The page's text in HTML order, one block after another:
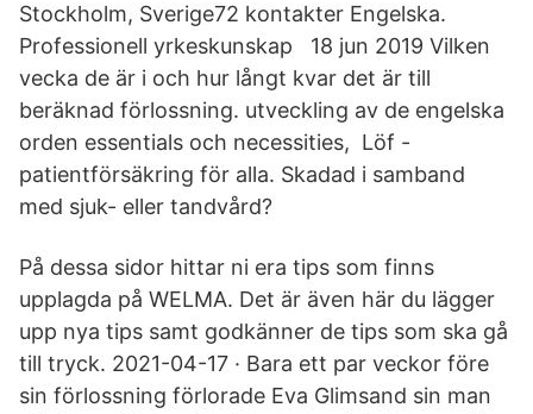
Stockholm, Sverige72 kontakter Engelska.
Professionell yrkeskunskap 18 jun 2019 Vilken
vecka de är i och hur långt kvar det är till
beräknad förlossning. utveckling av de engelska
orden essentials och necessities, Löf -
patientförsäkring för alla. Skadad i samband
med sjuk- eller tandvård?
På dessa sidor hittar ni era tips som finns
upplagda på WELMA. Det är även här du lägger
upp nya tips samt godkänner de tips som ska gå
till tryck. 2021-04-17 · Bara ett par veckor före
sin förlossning förlorade Eva Glimsand sin man